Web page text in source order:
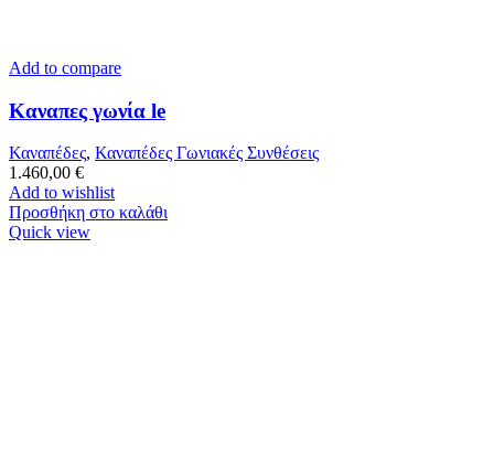
Add to compare
Καναπες γωνία le
Καναπέδες, Καναπέδες Γωνιακές Συνθέσεις
1.460,00 €
Add to wishlist
Προσθήκη στο καλάθι
Quick view